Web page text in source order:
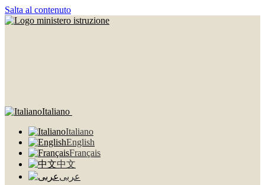
Salta al contenuto
Italiano
Italiano
English
Français
中文
عربى